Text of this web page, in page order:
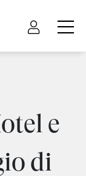
e
di